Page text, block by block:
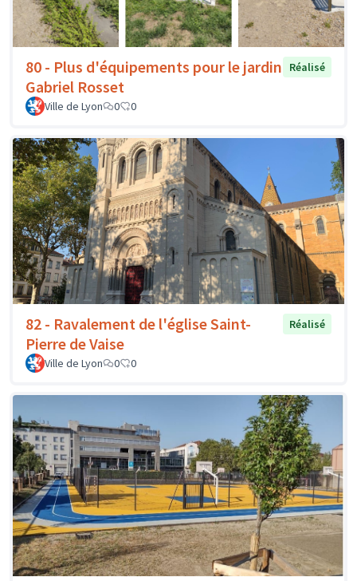
80 - Plus d'équipements pour le jardin
Gabriel Rosset
Réalisé
Ville de Lyon 0 0
82 - Ravalement de l'église Saint-
Pierre de Vaise
Réalisé
Ville de Lyon 0 0